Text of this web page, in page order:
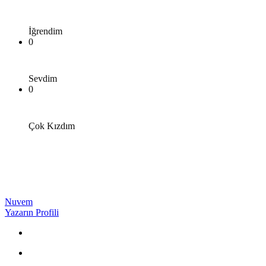
İğrendim
0
Sevdim
0
Çok Kızdım
Nuvem
Yazarın Profili